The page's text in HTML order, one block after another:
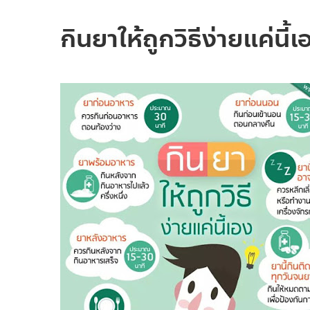
กินยาให้ถูกวิธีง่ายแค่นี้เ